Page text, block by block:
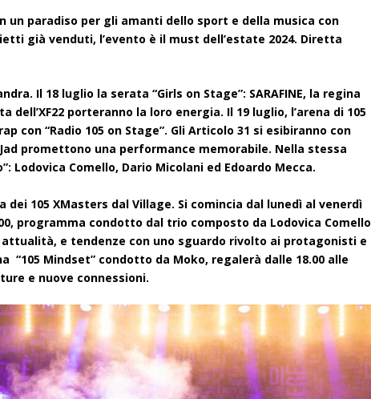
un paradiso per gli amanti dello sport e della musica con
già venduti, l’evento è il must dell’estate 2024. Diretta
Il 18 luglio la serata “Girls on Stage”: SARAFINE, la regina
dell’XF22 porteranno la loro energia. Il 19 luglio, l’arena di 105
con “Radio 105 on Stage”. Gli Articolo 31 si esibiranno con
Jad promettono una performance memorabile. Nella stessa
Lodovica Comello, Dario Micolani ed Edoardo Mecca.
105 XMasters dal Village. Si comincia dal lunedì al venerdì
programma condotto dal trio composto da Lodovica
attualità, e tendenze con uno sguardo rivolto ai protagonisti e
Mindset” condotto da Moko, regalerà dalle 18.00 alle
e nuove connessioni.